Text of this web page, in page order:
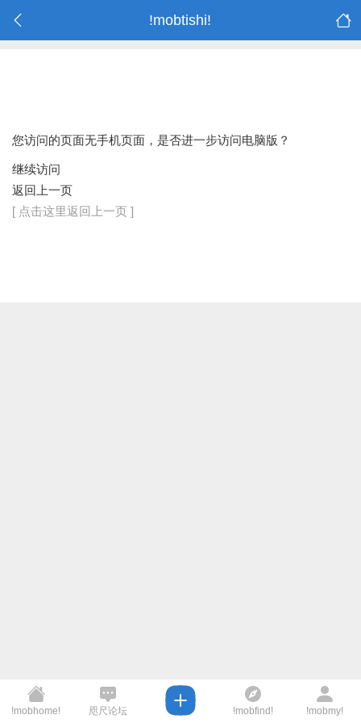
!mobtishi!
您访问的页面无手机页面，是否进一步访问电脑版？
继续访问
返回上一页
[ 点击这里返回上一页 ]
!mobhome! 咫尺论坛 !mobfind! !mobmy!